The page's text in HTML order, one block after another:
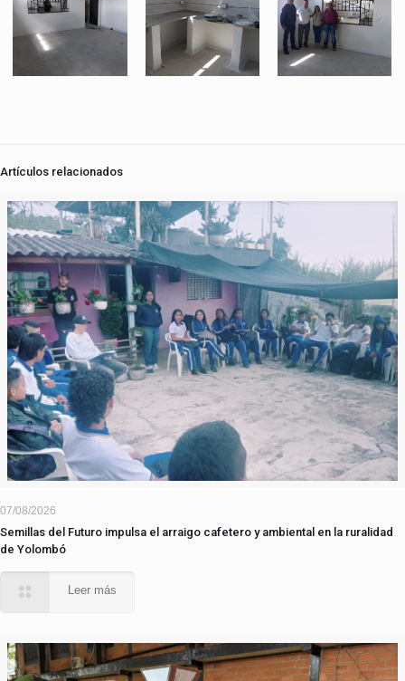
Artículos relacionados
07/08/2026
Semillas del Futuro impulsa el arraigo cafetero y ambiental en la ruralidad
de Yolombó
Leer más